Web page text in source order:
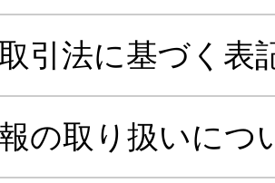
引法に基づく表
の取り扱いにつ